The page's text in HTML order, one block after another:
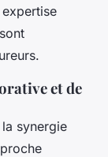
et de
synergie